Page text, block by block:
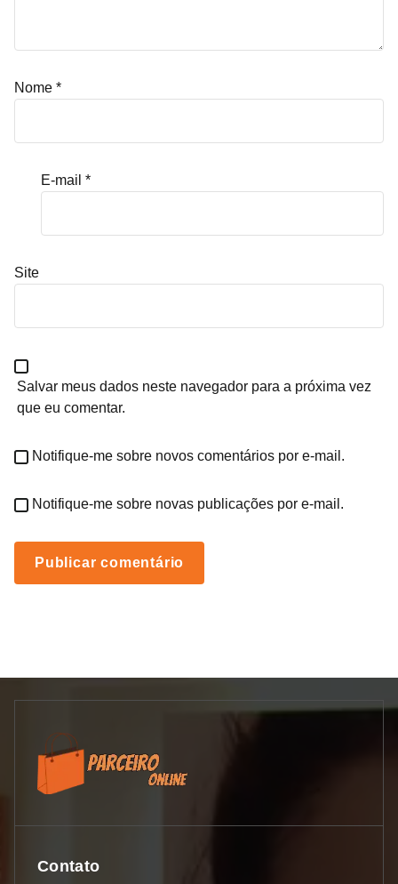
Nome *
E-mail *
Site
Salvar meus dados neste navegador para a próxima vez
que eu comentar.
Notifique-me sobre novos comentários por e-mail.
Notifique-me sobre novas publicações por e-mail.
Contato